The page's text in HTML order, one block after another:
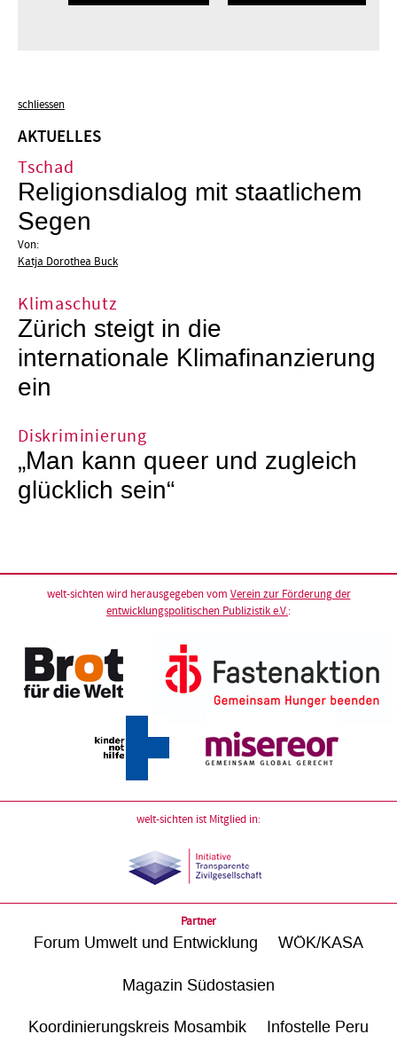
schliessen
AKTUELLES
Tschad
Religionsdialog mit staatlichem
Segen
Von:
Katja Dorothea Buck
Klimaschutz
Zürich steigt in die
internationale Klimafinanzierung
ein
Diskriminierung
„Man kann queer und zugleich
glücklich sein“
welt-sichten wird herausgegeben vom Verein zur Förderung der
entwicklungspolitischen Publizistik e.V.:
welt-sichten ist Mitglied in:
Partner
Forum Umwelt und Entwicklung WÖK/KASA
Magazin Südostasien
Koordinierungskreis Mosambik Infostelle Peru